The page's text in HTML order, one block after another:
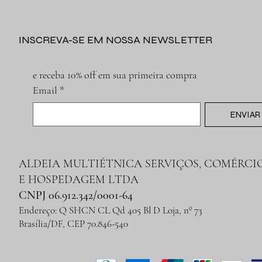
e receba 10% off em sua primeira compra
Email *
ENVIAR
INSCREVA-SE EM NOSSA NEWSLETTER
ALDEIA MULTIÉTNICA SERVIÇOS,
E HOSPEDAGEM LTDA
CNPJ 06.912.342/0001-64
Endereço: Q SHCN CL Qd 405 Bl D Loja, nº 73
Brasília/DF, CEP 70.846-540